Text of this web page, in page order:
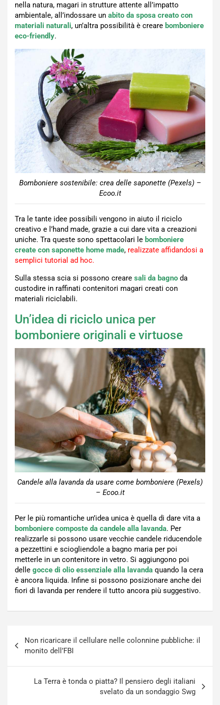
nella natura, magari in strutture attente all’impatto
ambientale, all’indossare un abito da sposa creato con
materiali naturali, un’altra possibilità è creare bomboniere
eco-friendly.
Bomboniere sostenibile: crea delle saponette (Pexels) –
Ecoo.it
Tra le tante idee possibili vengono in aiuto il riciclo
creativo e l’hand made, grazie a cui dare vita a creazioni
uniche. Tra queste sono spettacolari le bomboniere
create con saponette home made, realizzate affidandosi a
semplici tutorial ad hoc.
Sulla stessa scia si possono creare sali da bagno da
custodire in raffinati contenitori magari creati con
materiali riciclabili.
Un’idea di riciclo unica per
bomboniere originali e virtuose
Candele alla lavanda da usare come bomboniere (Pexels)
– Ecoo.it
Per le più romantiche un’idea unica è quella di dare vita a
bomboniere composte da candele alla lavanda. Per
realizzarle si possono usare vecchie candele riducendole
a pezzettini e sciogliendole a bagno maria per poi
metterle in un contenitore in vetro. Si aggiungono poi
delle gocce di olio essenziale alla lavanda quando la cera
è ancora liquida. Infine si possono posizionare anche dei
fiori di lavanda per rendere il tutto ancora più suggestivo.
articoli
Non ricaricare il cellulare nelle colonnine pubbliche: il
monito dell’FBI
La Terra è tonda o piatta? Il pensiero degli italiani
svelato da un sondaggio Swg